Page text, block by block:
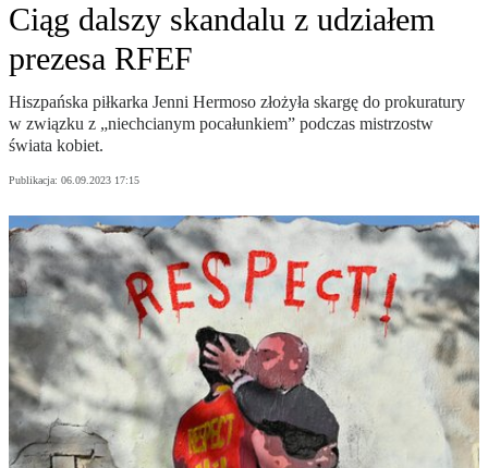
Ciąg dalszy skandalu z udziałem
prezesa RFEF
Hiszpańska piłkarka Jenni Hermoso złożyła skargę do prokuratury
w związku z „niechcianym pocałunkiem” podczas mistrzostw
świata kobiet.
Publikacja: 06.09.2023 17:15